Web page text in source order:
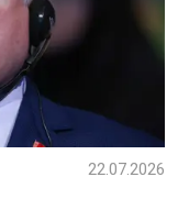
22.07.2026